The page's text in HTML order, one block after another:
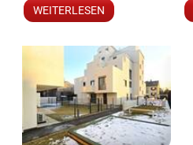
WEITERLESEN